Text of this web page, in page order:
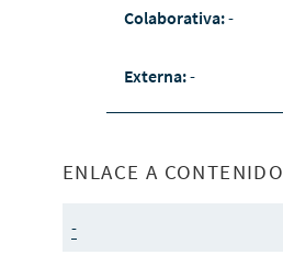
Colaborativa:-
Externa:-
ENLACE A CONTENIDO
-